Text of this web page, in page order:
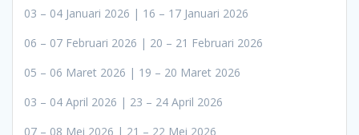
03 – 04 Januari 2026 | 16 – 17 Januari 2026
06 – 07 Februari 2026 | 20 – 21 Februari 2026
05 – 06 Maret 2026 | 19 – 20 Maret 2026
03 – 04 April 2026 | 23 – 24 April 2026
07 – 08 Mei 2026 | 21 – 22 Mei 2026